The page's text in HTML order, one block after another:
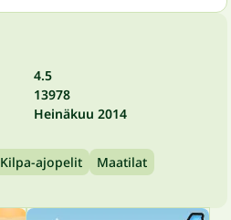
4.5
13978
Heinäkuu 2014
Kilpa-ajopelit Maatilat